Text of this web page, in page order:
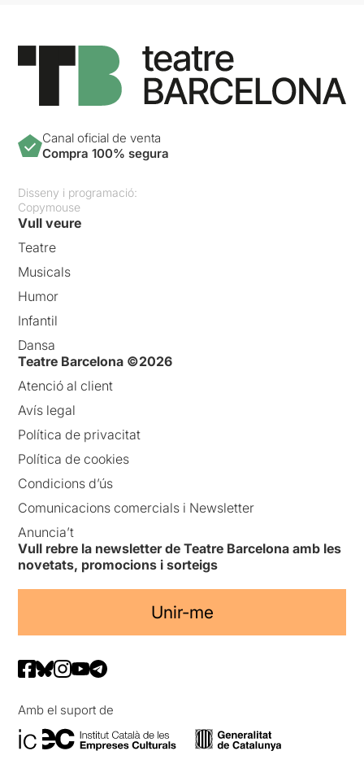
Canal oficial de venta
Compra 100% segura
Disseny i programació:
Copymouse
Vull veure
Teatre
Musicals
Humor
Infantil
Dansa
Teatre Barcelona ©2026
Atenció al client
Avís legal
Política de privacitat
Política de cookies
Condicions d’ús
Comunicacions comercials i Newsletter
Anuncia’t
Vull rebre la newsletter de Teatre Barcelona amb les
novetats, promocions i sorteigs
Unir-me
Amb el suport de